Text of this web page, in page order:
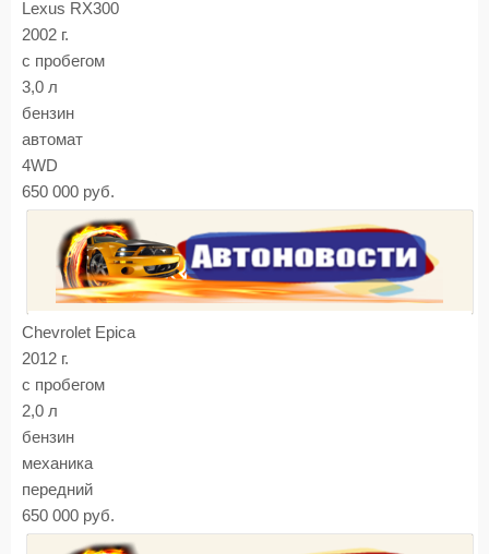
Lexus RX300
2002 г.
с пробегом
3,0 л
бензин
автомат
4WD
650 000 руб.
Chevrolet Epica
2012 г.
с пробегом
2,0 л
бензин
механика
передний
650 000 руб.